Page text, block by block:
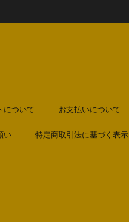
について お支払いについて
い 特定商取引法に基づく表示